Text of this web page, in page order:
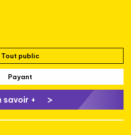
Tout public
Payant
savoir +